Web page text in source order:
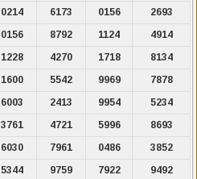
0214 6173 0156
2693
0156 8792 1124
4914
1228 4270 1718
8134
1600 5542 9969
7878
6003 2413 9954
5234
3761 4721 5996
8693
6030 7961 0486
3852
5344 9759 7922
9492